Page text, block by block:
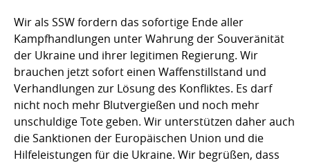
Wir als SSW fordern das sofortige Ende aller
Kampfhandlungen unter Wahrung der Souveränität
der Ukraine und ihrer legitimen Regierung. Wir
brauchen jetzt sofort einen Waffenstillstand und
Verhandlungen zur Lösung des Konfliktes. Es darf
nicht noch mehr Blutvergießen und noch mehr
unschuldige Tote geben. Wir unterstützen daher auch
die Sanktionen der Europäischen Union und die
Hilfeleistungen für die Ukraine. Wir begrüßen, dass